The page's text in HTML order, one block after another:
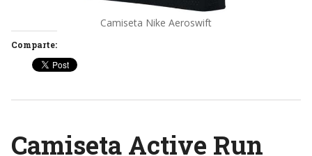
Camiseta Nike Aeroswift
Comparte:
Camiseta Active Run